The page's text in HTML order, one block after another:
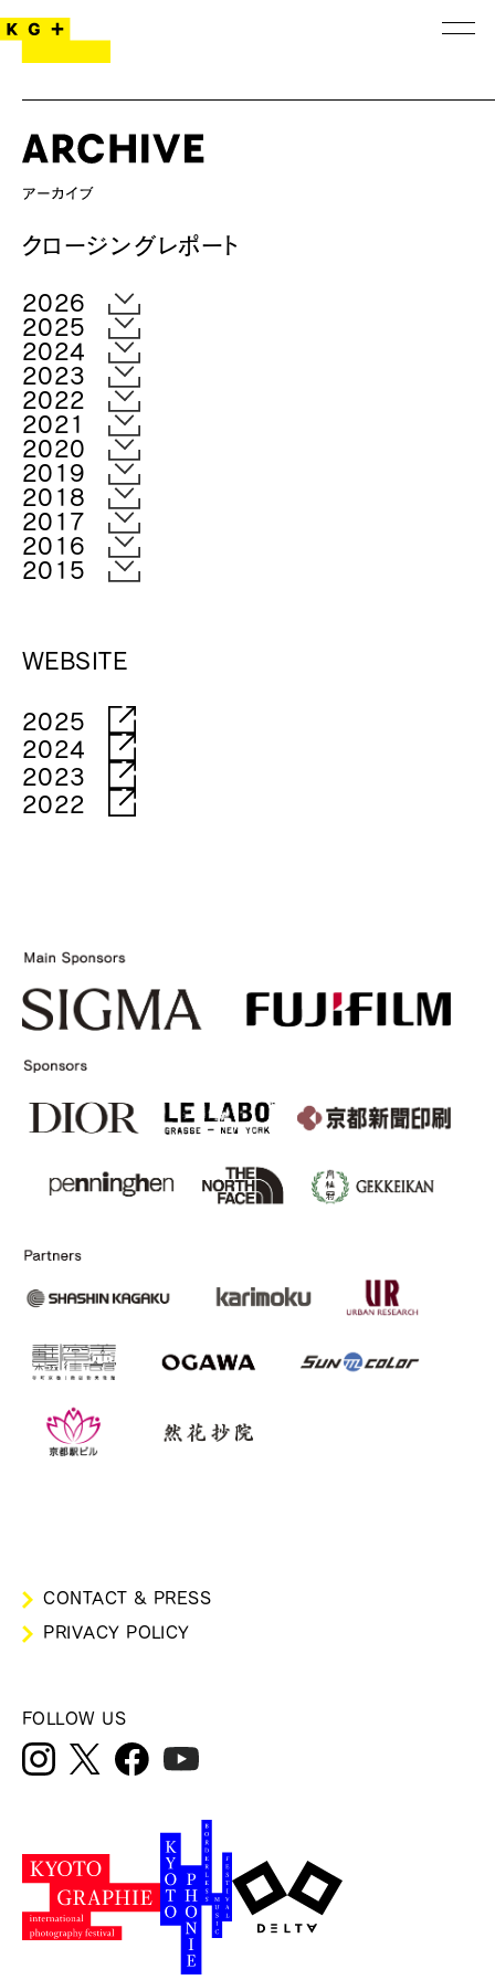
クロージングレポート
2026
2025
2024
2023
2022
2021
2020
2019
2018
2017
2016
2015
WEBSITE
2025
2024
2023
2022
CONTACT & PRESS
PRIVACY POLICY
FOLLOW US